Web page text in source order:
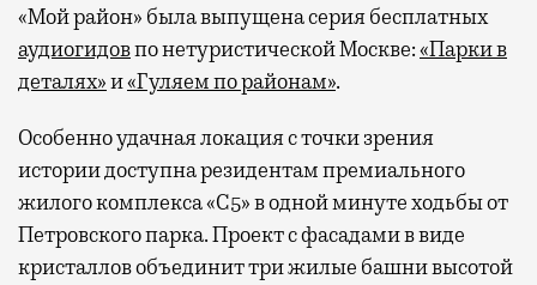
«Мой район» была выпущена серия бесплатных
аудиогидовпо нетуристической Москве:«Парки в
деталях»и«Гуляем по районам».
Особенно удачная локация с точки зрения
истории доступна резидентам премиального
жилого комплекса «С5»в одной минуте ходьбы от
Петровского парка. Проект с фасадами в виде
кристаллов объединит три жилые башни высотой